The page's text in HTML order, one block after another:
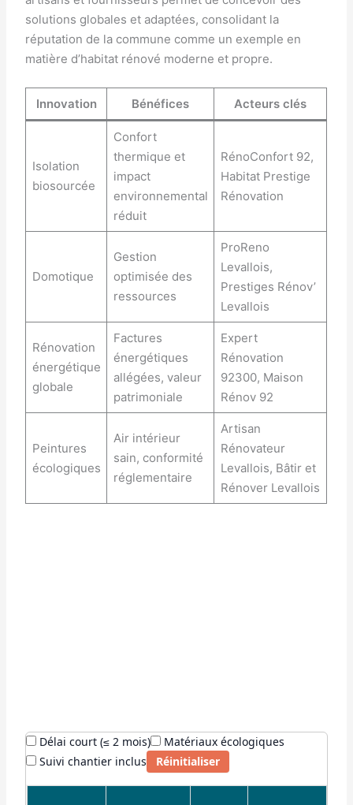
solutions globales et adaptées, consolidant la
réputation de la commune comme un exemple en
matière d’habitat rénové moderne et propre.
Innovation Bénéfices Acteurs clés
Isolation
biosourcée
Confort
thermique et
impact
environnemental
réduit
RénoConfort 92,
Habitat Prestige
Rénovation
Domotique
Gestion
optimisée des
ressources
ProReno
Levallois,
Prestiges Rénov’
Levallois
Rénovation
énergétique
globale
Factures
énergétiques
allégées, valeur
patrimoniale
Expert
Rénovation
92300, Maison
Rénov 92
Peintures
écologiques
Air intérieur
sain, conformité
réglementaire
Artisan
Rénovateur
Levallois, Bâtir et
Rénover Levallois
Délai court (≤ 2 mois)
Matériaux écologiques
Suivi chantier inclus
Réinitialiser